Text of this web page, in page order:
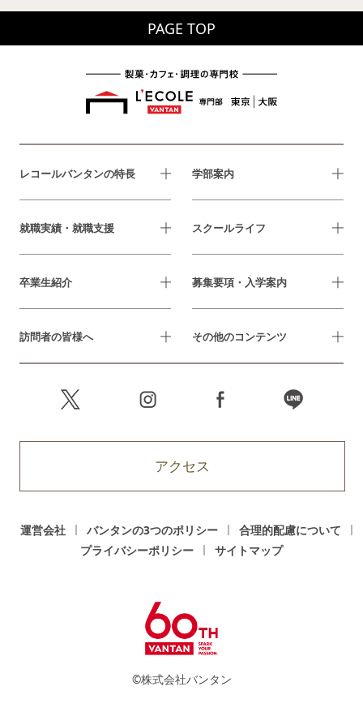
PAGE TOP
レコールバンタンの特長 学部案内
就職実績・就職支援 スクールライフ
卒業生紹介 募集要項・入学案内
訪問者の皆様へ その他のコンテンツ
アクセス
運営会社 バンタンの3つのポリシー
合理的配慮について
プライバシーポリシー
サイトマップ
©株式会社バンタン